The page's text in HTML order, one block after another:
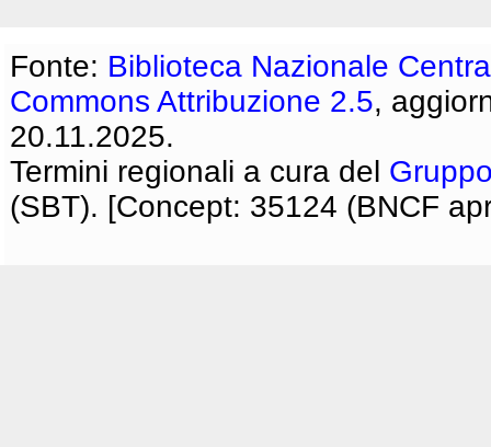
Fonte: Biblioteca Nazionale
Commons Attribuzione 2.5,
20.11.2025.
Termini regionali a cura del
(SBT). [Concept: 35124 (BNCF